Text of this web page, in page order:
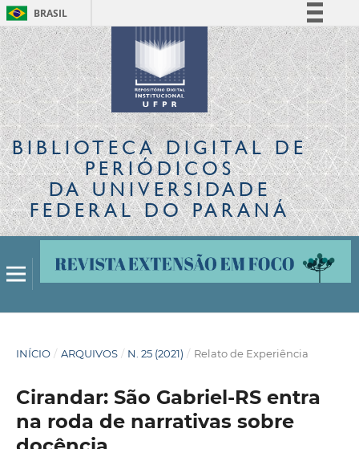
BRASIL
Simplifique!
Comunica BR
Participe
Acesso à informação
Legislação
Canais
BIBLIOTECA DIGITALDE
PERIÓDICOS
DA UNIVERSIDADE
FEDERAL DO PARANÁ
INÍCIO / ARQUIVOS / N. 25 (2021) / Relato de Experiência
Cirandar: São Gabriel-RS entra
na roda de narrativas sobre